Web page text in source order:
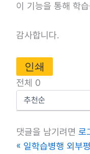
이 기능을 통해 학
감사합니다.
인쇄
전체 0
댓글을 남기려면 로
« 일학습병행 외부